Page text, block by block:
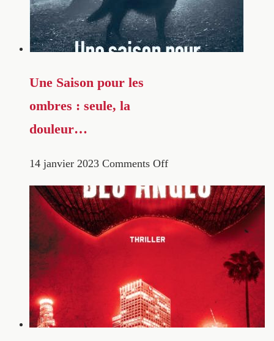
Une Saison pour les
ombres : seule, la
douleur…
14 janvier 2023 Comments Off